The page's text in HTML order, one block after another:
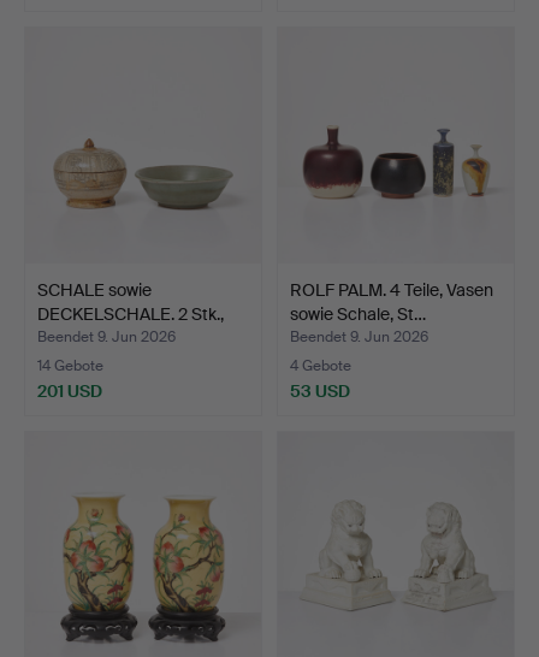
SCHALE sowie
DECKELSCHALE. 2 Stk.,
Asien, …
Beendet 9. Jun 2026
14 Gebote
201 USD
ROLF PALM. 4 Teile, Vasen
sowie Schale, St…
Beendet 9. Jun 2026
4 Gebote
53 USD